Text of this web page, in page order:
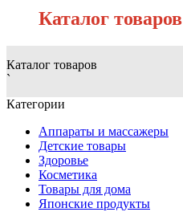
Каталог товаров
Каталог товаров
`
Категории
Аппараты и массажеры
Детские товары
Здоровье
Косметика
Товары для дома
Японские продукты